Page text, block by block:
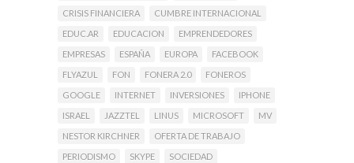
CRISIS FINANCIERA
CUMBRE INTERNACIONAL
EDUC.AR
EDUCACION
EMPRENDEDORES
EMPRESAS
ESPAÑA EUROPA
FACEBOOK
FLYAZUL
FON FONERA 2.0
FONEROS
GOOGLE
INTERNET INVERSIONES
IPHONE
ISRAEL
JAZZTEL LINUS MICROSOFT
MV
NESTOR KIRCHNER
OFERTA DE TRABAJO
PERIODISMO
SKYPE
SOCIEDAD